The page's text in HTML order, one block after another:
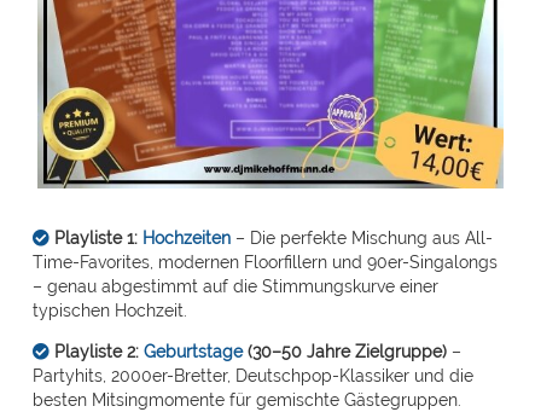
Playliste 1: Hochzeiten – Die perfekte Mischung aus All-
Time-Favorites, modernen Floorfillern und 90er-Singalongs
– genau abgestimmt auf die Stimmungskurve einer
typischen Hochzeit.
Playliste 2: Geburtstage(30–50 Jahre Zielgruppe) –
Partyhits, 2000er-Bretter, Deutschpop-Klassiker und die
besten Mitsingmomente für gemischte Gästegruppen.